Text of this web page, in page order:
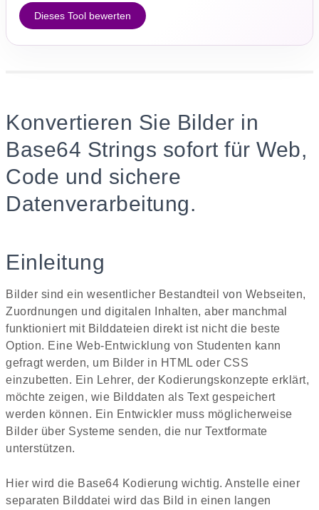
Dieses Tool bewerten
Konvertieren Sie Bilder in
Base64 Strings sofort für Web,
Code und sichere
Datenverarbeitung.
Einleitung
Bilder sind ein wesentlicher Bestandteil von Webseiten,
Zuordnungen und digitalen Inhalten, aber manchmal
funktioniert mit Bilddateien direkt ist nicht die beste
Option. Eine Web-Entwicklung von Studenten kann
gefragt werden, um Bilder in HTML oder CSS
einzubetten. Ein Lehrer, der Kodierungskonzepte erklärt,
möchte zeigen, wie Bilddaten als Text gespeichert
werden können. Ein Entwickler muss möglicherweise
Bilder über Systeme senden, die nur Textformate
unterstützen.
Hier wird die Base64 Kodierung wichtig. Anstelle einer
separaten Bilddatei wird das Bild in einen langen